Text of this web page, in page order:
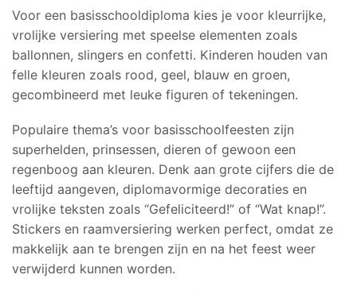
Voor een basisschooldiploma kies je voor kleurrijke,
vrolijke versiering met speelse elementen zoals
ballonnen, slingers en confetti. Kinderen houden van
felle kleuren zoals rood, geel, blauw en groen,
gecombineerd met leuke figuren of tekeningen.
Populaire thema’s voor basisschoolfeesten zijn
superhelden, prinsessen, dieren of gewoon een
regenboog aan kleuren. Denk aan grote cijfers die de
leeftijd aangeven, diplomavormige decoraties en
vrolijke teksten zoals “Gefeliciteerd!” of “Wat knap!”.
Stickers en raamversiering werken perfect, omdat ze
makkelijk aan te brengen zijn en na het feest weer
verwijderd kunnen worden.